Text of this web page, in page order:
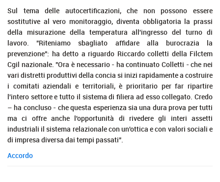
Sul tema delle autocertificazioni, che non possono essere
sostitutive al vero monitoraggio, diventa obbligatoria la prassi
della misurazione della temperatura all'ingresso del turno di
lavoro. "Riteniamo sbagliato affidare alla burocrazia la
prevenzione": ha detto a riguardo Riccardo colletti della Filctem
Cgil nazionale. "Ora è necessario - ha continuato Colletti - che nei
vari distretti produttivi della concia si inizi rapidamente a costruire
i comitati aziendali e territoriali, è prioritario per far ripartire
l'intero settore e tutto il sistema di filiera ad esso collegato. Credo
– ha concluso - che questa esperienza sia una dura prova per tutti
ma ci offre anche l'opportunità di rivedere gli interi assetti
industriali il sistema relazionale con un'ottica e con valori sociali e
di impresa diversa dai tempi passati".
Accordo